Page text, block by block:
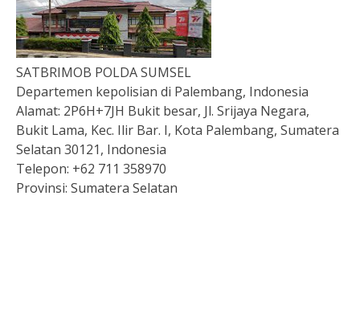
SATBRIMOB POLDA SUMSEL
Departemen kepolisian di Palembang, Indonesia
Alamat: 2P6H+7JH Bukit besar, Jl. Srijaya Negara,
Bukit Lama, Kec. Ilir Bar. I, Kota Palembang, Sumatera
Selatan 30121, Indonesia
Telepon: +62 711 358970
Provinsi: Sumatera Selatan